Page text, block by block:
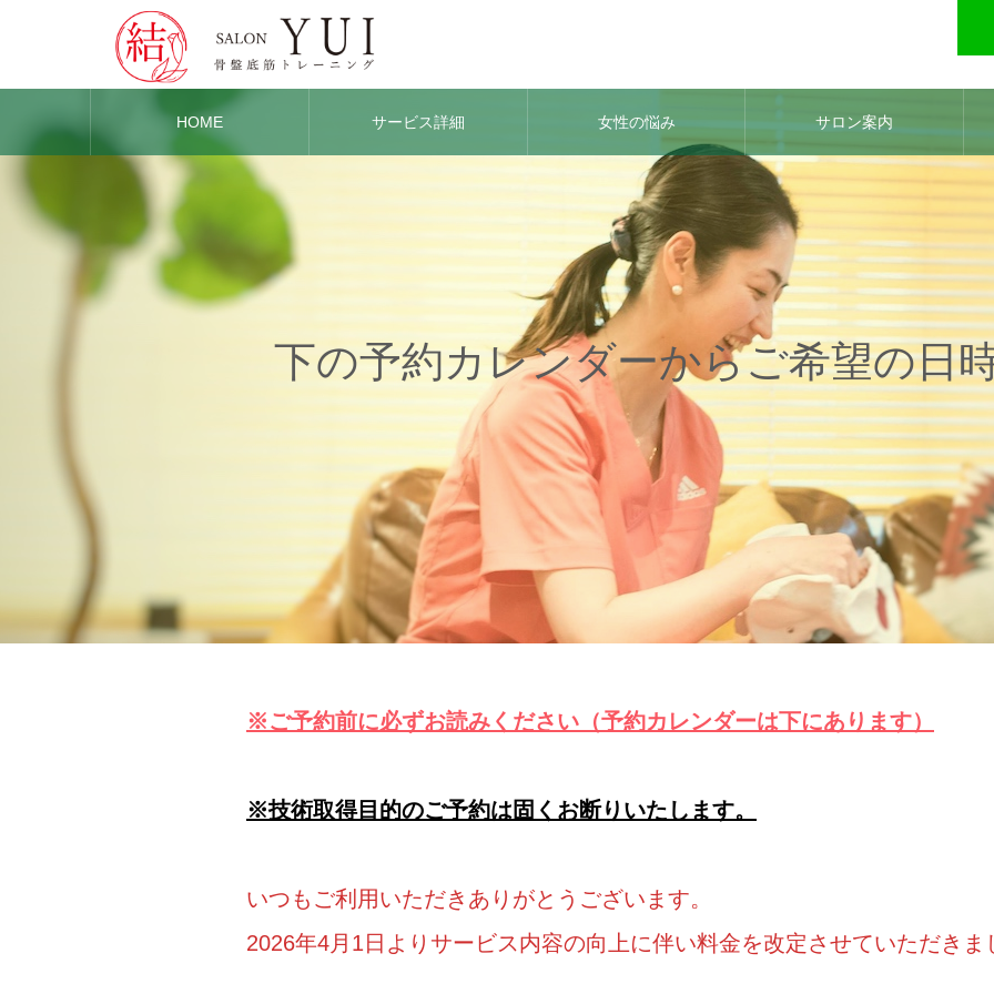
HOME サービス詳細 女性の悩み サロン案内
下の予約カレンダーからご希望の日
※ご予約前に必ずお読みください（予約カレンダーは下にあります）
※技術取得目的のご予約は固くお断りいたします。
いつもご利用いただきありがとうございます。
2026年4月1日よりサービス内容の向上に伴い料金を改定させていただきま